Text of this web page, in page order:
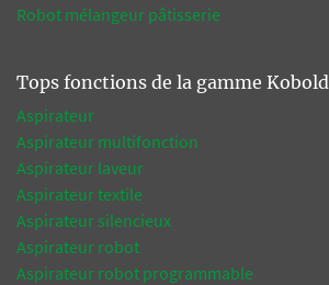
Robot mélangeur pâtisserie
Tops fonctions de la gamme Kobold
Aspirateur
Aspirateur multifonction
Aspirateur laveur
Aspirateur textile
Aspirateur silencieux
Aspirateur robot
Aspirateur robot programmable